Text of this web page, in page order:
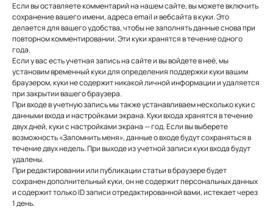
Если вы оставляете комментарий на нашем сайте, вы можете включить
сохранение вашего имени, адреса email и вебсайта в куки. Это
делается для вашего удобства, чтобы не заполнять данные снова при
повторном комментировании. Эти куки хранятся в течение одного
года.
Если у вас есть учетная запись на сайте и вы войдете в неё, мы
установим временный куки для определения поддержки куки вашим
браузером, куки не содержит никакой личной информации и удаляется
при закрытии вашего браузера.
При входе в учетную запись мы также устанавливаем несколько куки с
данными входа и настройками экрана. Куки входа хранятся в течение
двух дней, куки с настройками экрана — год. Если вы выберете
возможность «Запомнить меня», данные о входе будут сохраняться в
течение двух недель. При выходе из учетной записи куки входа будут
удалены.
При редактировании или публикации статьи в браузере будет
сохранен дополнительный куки, он не содержит персональных данных
и содержит только ID записи отредактированной вами, истекает через
1 день.